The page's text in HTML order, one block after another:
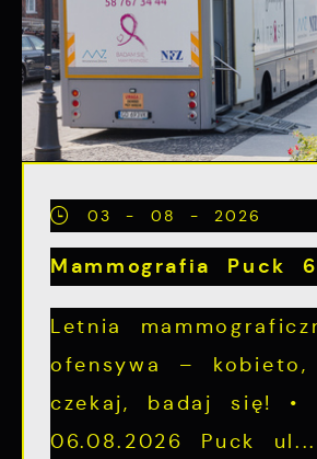
03 - 08 - 2026
Mammografia Puck
Letnia
ofensywa – kobieto,
czekaj, badaj się! •
06.08.2026 Puck ul...